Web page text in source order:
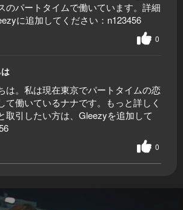
のパートタイムで働いています。詳細
に追加してください：n123456
0
は。私は現在東京でパートタイムの恋
て働いているナナです。もっと詳しく
取引したい方は、Gleezyを追加して
0